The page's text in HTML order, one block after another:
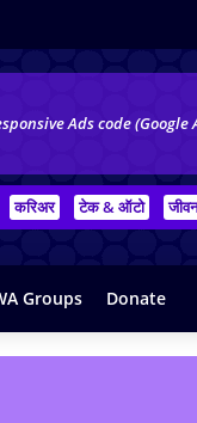
Ads code (Google
करिअर टेक & ऑटो
Groups Donate